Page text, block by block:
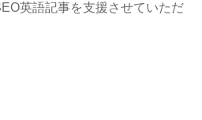
英語記事を支援させていただ